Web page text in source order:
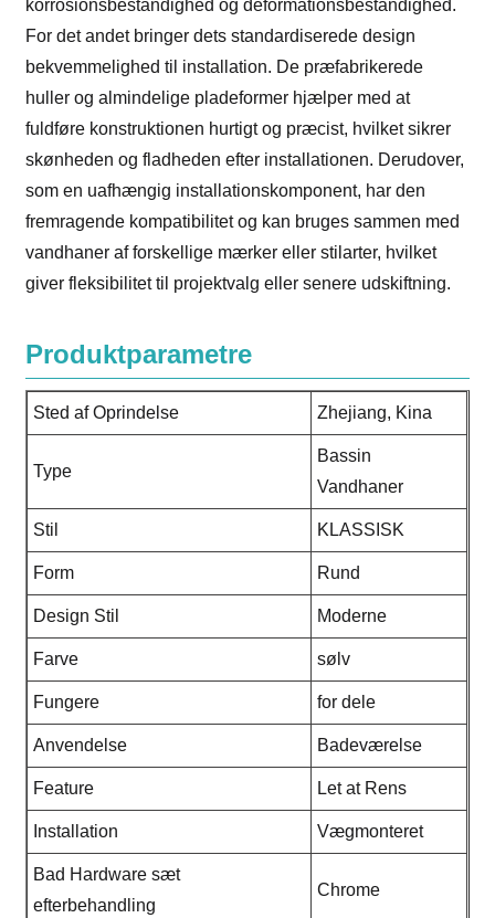
korrosionsbestandighed og deformationsbestandighed.
For det andet bringer dets standardiserede design
bekvemmelighed til installation. De præfabrikerede
huller og almindelige pladeformer hjælper med at
fuldføre konstruktionen hurtigt og præcist, hvilket sikrer
skønheden og fladheden efter installationen. Derudover,
som en uafhængig installationskomponent, har den
fremragende kompatibilitet og kan bruges sammen med
vandhaner af forskellige mærker eller stilarter, hvilket
giver fleksibilitet til projektvalg eller senere udskiftning.
Produktparametre
Sted af Oprindelse Zhejiang, Kina
Type
Bassin
Vandhaner
Stil KLASSISK
Form Rund
Design Stil Moderne
Farve sølv
Fungere for dele
Anvendelse Badeværelse
Feature Let at Rens
Installation Vægmonteret
Bad Hardware sæt
efterbehandling
Chrome